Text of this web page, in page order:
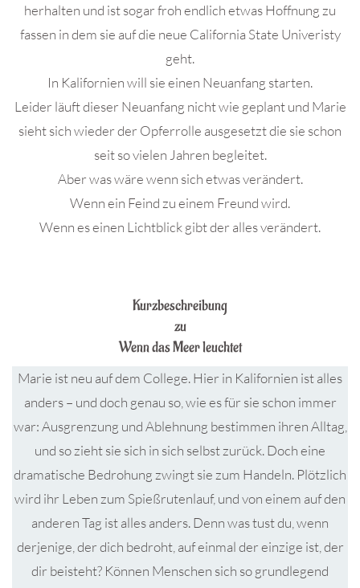
herhalten und ist sogar froh endlich etwas Hoffnung zu
fassen in dem sie auf die neue California State Univeristy
geht.
In Kalifornien will sie einen Neuanfang starten.
Leider läuft dieser Neuanfang nicht wie geplant und Marie
sieht sich wieder der Opferrolle ausgesetzt die sie schon
seit so vielen Jahren begleitet.
Aber was wäre wenn sich etwas verändert.
Wenn ein Feind zu einem Freund wird.
Wenn es einen Lichtblick gibt der alles verändert.
Kurzbeschreibung
zu
Wenn das Meer leuchtet
Marie ist neu auf dem College. Hier in Kalifornien ist alles
anders – und doch genau so, wie es für sie schon immer
war: Ausgrenzung und Ablehnung bestimmen ihren Alltag,
und so zieht sie sich in sich selbst zurück. Doch eine
dramatische Bedrohung zwingt sie zum Handeln. Plötzlich
wird ihr Leben zum Spießrutenlauf, und von einem auf den
anderen Tag ist alles anders. Denn was tust du, wenn
derjenige, der dich bedroht, auf einmal der einzige ist, der
dir beisteht? Können Menschen sich so grundlegend